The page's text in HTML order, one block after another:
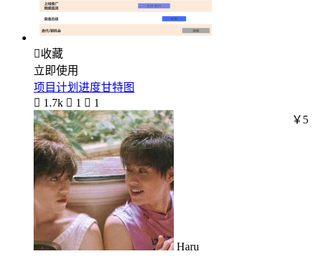
收藏
立即使用
项目计划进度甘特图
 1.7k  1  1
Haru
￥5